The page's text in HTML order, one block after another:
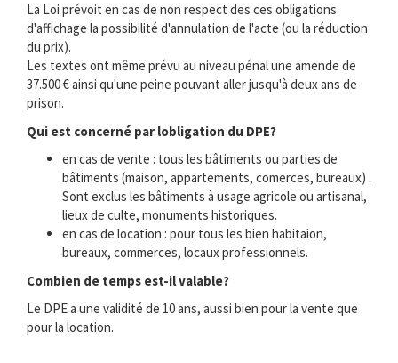
La Loi prévoit en cas de non respect des ces obligations
d'affichage la possibilité d'annulation de l'acte (ou la réduction
du prix).
Les textes ont même prévu au niveau pénal une amende de
37.500 € ainsi qu'une peine pouvant aller jusqu'à deux ans de
prison.
Qui est concerné par lobligation du DPE?
en cas de vente : tous les bâtiments ou parties de
bâtiments (maison, appartements, comerces, bureaux) .
Sont exclus les bâtiments à usage agricole ou artisanal,
lieux de culte, monuments historiques.
en cas de location : pour tous les bien habitaion,
bureaux, commerces, locaux professionnels.
Combien de temps est-il valable?
Le DPE a une validité de 10 ans, aussi bien pour la vente que
pour la location.